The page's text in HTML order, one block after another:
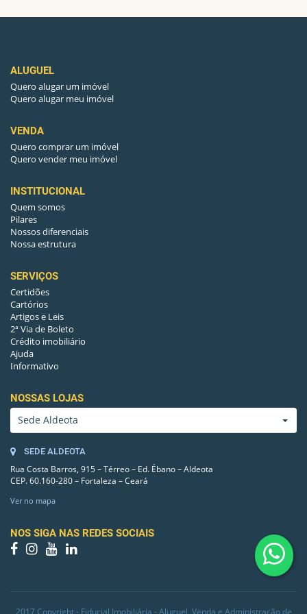
PISO(QUARTO(S)-02)
QUARTO(S)-1
PISO(QUARTO(S)-01)
QUARTO(S)-4
PISO(QUARTO(S)-04)
PISO(QUARTO(S)-05)
QUARTO(S)-6
PISO(QUARTO(S)-06)
QUARTO(S)-7 7
PISO(QUARTO(S)-07)
ALUGUEL
Quero alugar um imóvel
Quero alugar meu imóvel
VENDA
Quero comprar um imóvel
Quero vender meu imóvel
INSTITUCIONAL
Quem somos
Pilares
Nossos diferenciais
Nossa estrutura
SERVIÇOS
Certidões
Cartórios
Artigos e Leis
2ª Via de Boleto
Crédito imobiliário
Ajuda
Informativo
NOSSAS LOJAS
Sede Aldeota
SEDE ALDEOTA
Rua Costa Barros, 915 – Térreo – Ed. Ébano – Aldeota
CEP. 60.160-280 – Fortaleza – Ceará
Ver no mapa
NOS SIGA NAS REDES SOCIAIS
2017 Copyright - Fiducial Imobiliária - Aluguel, Venda e Administração de